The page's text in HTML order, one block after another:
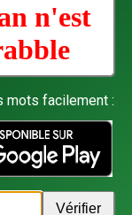
n'est
mots facilement :